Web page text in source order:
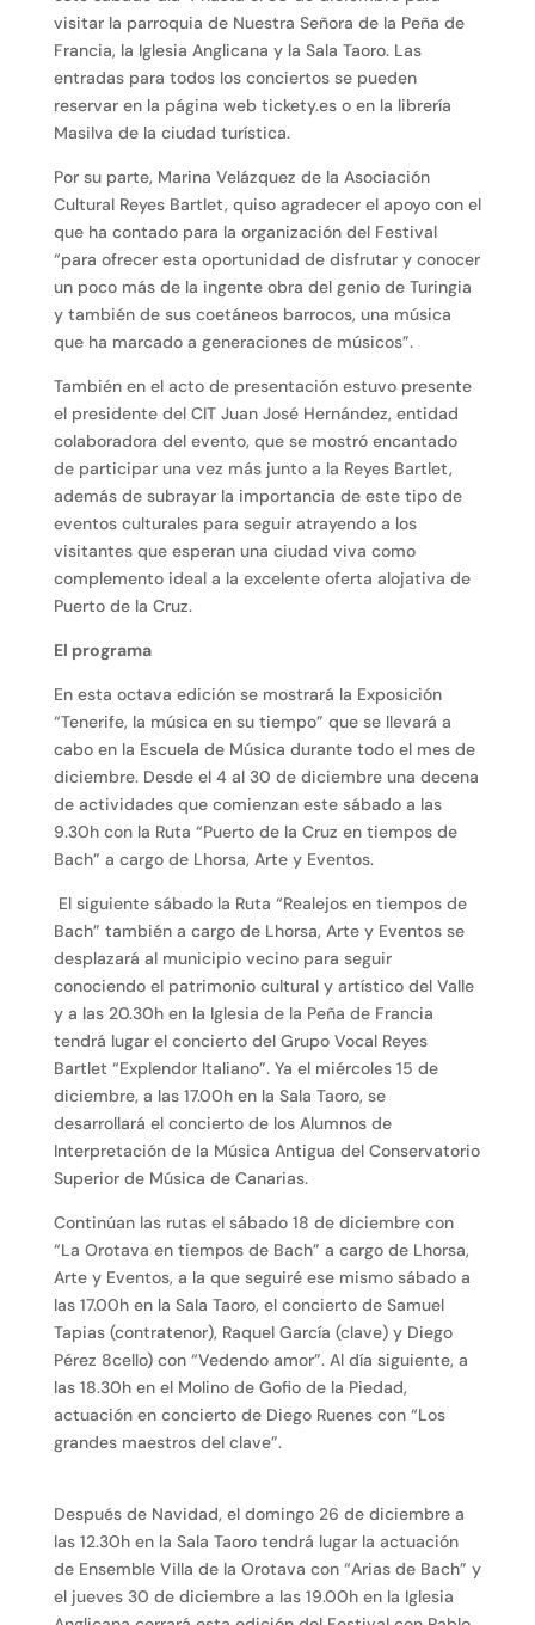
visitar la parroquia de Nuestra Señora de la Peña de
Francia, la Iglesia Anglicana y la Sala Taoro. Las
entradas para todos los conciertos se pueden
reservar en la página web tickety.es o en la librería
Masilva de la ciudad turística.
Por su parte, Marina Velázquez de la Asociación
Cultural Reyes Bartlet, quiso agradecer el apoyo con el
que ha contado para la organización del Festival
“para ofrecer esta oportunidad de disfrutar y conocer
un poco más de la ingente obra del genio de Turingia
y también de sus coetáneos barrocos, una música
que ha marcado a generaciones de músicos”.
También en el acto de presentación estuvo presente
el presidente del CIT Juan José Hernández, entidad
colaboradora del evento, que se mostró encantado
de participar una vez más junto a la Reyes Bartlet,
además de subrayar la importancia de este tipo de
eventos culturales para seguir atrayendo a los
visitantes que esperan una ciudad viva como
complemento ideal a la excelente oferta alojativa de
Puerto de la Cruz.
El programa
En esta octava edición se mostrará la Exposición
“Tenerife, la música en su tiempo” que se llevará a
cabo en la Escuela de Música durante todo el mes de
diciembre. Desde el 4 al 30 de diciembre una decena
de actividades que comienzan este sábado a las
9.30h con la Ruta “Puerto de la Cruz en tiempos de
Bach” a cargo de Lhorsa, Arte y Eventos.
El siguiente sábado la Ruta “Realejos en tiempos de
Bach” también a cargo de Lhorsa, Arte y Eventos se
desplazará al municipio vecino para seguir
conociendo el patrimonio cultural y artístico del Valle
y a las 20.30h en la Iglesia de la Peña de Francia
tendrá lugar el concierto del Grupo Vocal Reyes
Bartlet “Explendor Italiano”. Ya el miércoles 15 de
diciembre, a las 17.00h en la Sala Taoro, se
desarrollará el concierto de los Alumnos de
Interpretación de la Música Antigua del Conservatorio
Superior de Música de Canarias.
Continúan las rutas el sábado 18 de diciembre con
“La Orotava en tiempos de Bach” a cargo de Lhorsa,
Arte y Eventos, a la que seguiré ese mismo sábado a
las 17.00h en la Sala Taoro, el concierto de Samuel
Tapias (contratenor), Raquel García (clave) y Diego
Pérez 8cello) con “Vedendo amor”. Al día siguiente, a
las 18.30h en el Molino de Gofio de la Piedad,
actuación en concierto de Diego Ruenes con “Los
grandes maestros del clave”.
Después de Navidad, el domingo 26 de diciembre a
las 12.30h en la Sala Taoro tendrá lugar la actuación
de Ensemble Villa de la Orotava con “Arias de Bach” y
el jueves 30 de diciembre a las 19.00h en la Iglesia